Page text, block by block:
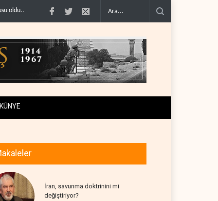
ABD’nin onlarca savaş uçağı da yetmedi: Hürmüz’de .. Necef İmamı'ndan
KÜNYE
İran, savunma doktrinini mi
değiştiriyor?